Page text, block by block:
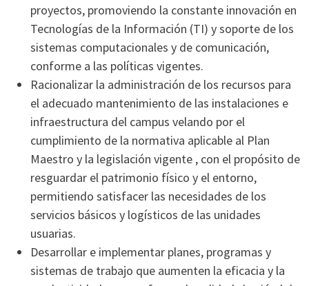
proyectos, promoviendo la constante innovación en
Tecnologías de la Información (TI) y soporte de los
sistemas computacionales y de comunicación,
conforme a las políticas vigentes.
Racionalizar la administración de los recursos para
el adecuado mantenimiento de las instalaciones e
infraestructura del campus velando por el
cumplimiento de la normativa aplicable al Plan
Maestro y la legislación vigente , con el propósito de
resguardar el patrimonio físico y el entorno,
permitiendo satisfacer las necesidades de los
servicios básicos y logísticos de las unidades
usuarias.
Desarrollar e implementar planes, programas y
sistemas de trabajo que aumenten la eficacia y la